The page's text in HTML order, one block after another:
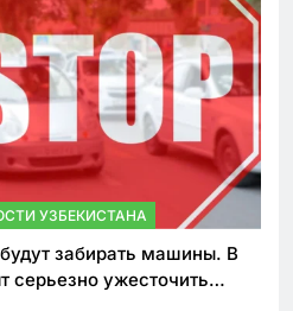
УЗБЕКИСТАНА
забирать машины. В
серьезно ужесточить